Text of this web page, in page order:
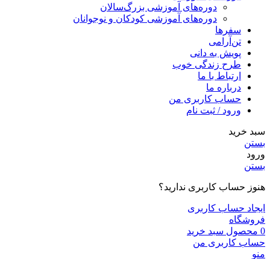
دوره‌های آموزشی بزرگ‌سالان
دوره‌های آموزشی کودکان و نوجوانان
سفرها
تن‌آرامی
پویش به دانی
طرح زندگی خوب
ارتباط با ما
درباره ما
حساب کاربری من
ورود / ثبت نام
سبد خرید
بستن
ورود
بستن
هنوز حساب کاربری ندارید؟
ایجاد حساب کاربری
فروشگاه
0 محصول سبد خرید
حساب کاربری من
منو